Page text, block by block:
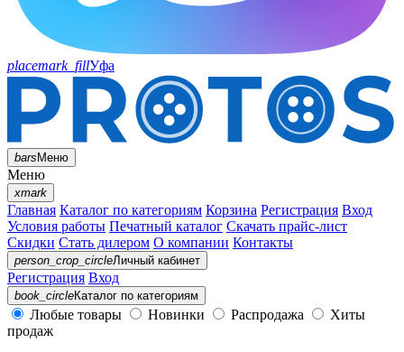
placemark_fillУфа
barsМеню
Меню
xmark
Главная Каталог по категориям Корзина Регистрация Вход
Условия работы Печатный каталог Скачать прайс-лист
Скидки Стать дилером О компании Контакты
person_crop_circleЛичный кабинет
Регистрация Вход
book_circleКаталог по категориям
Любые товары Новинки Распродажа
Хиты
продаж